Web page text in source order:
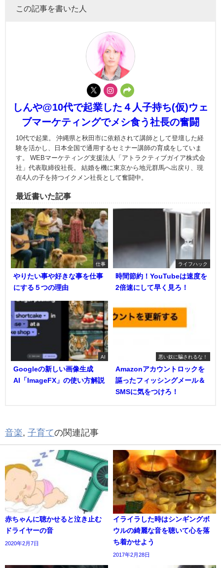
この記事を書いた人
しんや@10代で起業した４人子持ち(仮)ウェ
ブマーケティングでメシ食う社長の奮闘
10代で起業。 沖縄県と秋田市に依頼されて講師として登壇した経
験を活かし、日本全国で通用するセミナー講師の育成をしていま
す。 WEBマーケティング支援法人「アトラクティブガイア株式会
社」代表取締役社長。 結婚を機に東京から地元群馬へ出戻り、現
在4人の子を持つイクメン社長として奮闘中。
最近書いた記事
仕事
やりたい事や好きな事を仕事
にする５つの理由
ライフハック
時間節約！YouTubeは速度を
2倍速にして早く見ろ！
AI
Googleの新しい画像生成
AI「ImageFX」の使い方解説
悪い奴に騙されるな！
Amazonアカウントロックを
謳ったフィッシングメール＆
SMSに気をつけろ！
音楽, 子育ての関連記事
赤ちゃんに聴かせると泣き止む
ドライヤーの音
2020年2月7日
イライラした時はシンギングボ
ウルの綺麗な音を聴いて心を落
ち着かせよう
2017年2月28日